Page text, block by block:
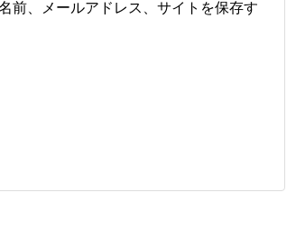
前、メールアドレス、サイトを保存す